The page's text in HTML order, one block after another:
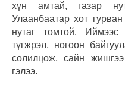
хүн амтай, газар
Улаанбаатар хот
нутаг томтой.
түгжрэл, ногоон
солилцож, сайн
гэлээ.